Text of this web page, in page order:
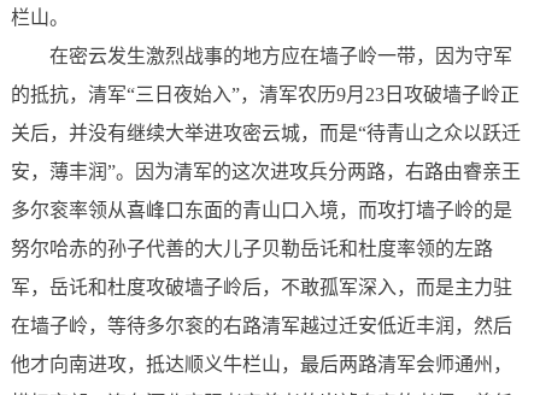
栏山。
在密云发生激烈战事的地方应在墙子岭一带，因为守军
的抵抗，清军“三日夜始入”，清军农历9月23日攻破墙子岭正
关后，并没有继续大举进攻密云城，而是“待青山之众以跃迁
安，薄丰润”。因为清军的这次进攻兵分两路，右路由睿亲王
多尔衮率领从喜峰口东面的青山口入境，而攻打墙子岭的是
努尔哈赤的孙子代善的大儿子贝勒岳讬和杜度率领的左路
军，岳讬和杜度攻破墙子岭后，不敢孤军深入，而是主力驻
在墙子岭，等待多尔衮的右路清军越过迁安低近丰润，然后
他才向南进攻，抵达顺义牛栏山，最后两路清军会师通州，